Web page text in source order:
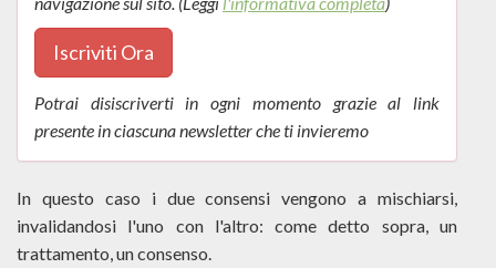
Iscriviti Ora
Potrai disiscriverti in ogni momento grazie al link
presente in ciascuna newsletter che ti invieremo
In questo caso i due consensi vengono a mischiarsi,
invalidandosi l'uno con l'altro: come detto sopra, un
trattamento, un consenso.